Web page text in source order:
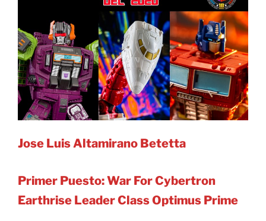
Jose Luis Altamirano Betetta
Primer Puesto: War For Cybertron
Earthrise Leader Class Optimus Prime